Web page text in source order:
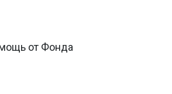
от Фонда